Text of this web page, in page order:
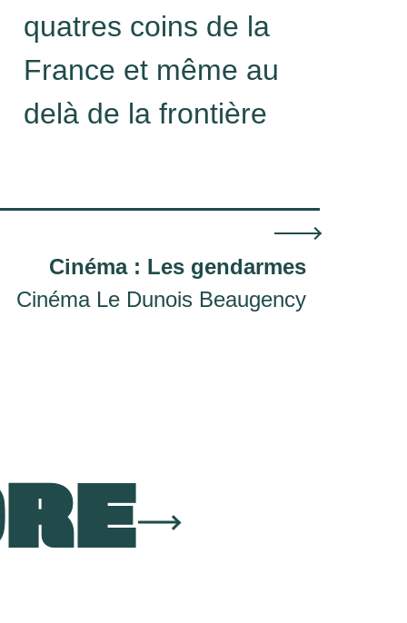
quatres coins de la
France et même au
delà de la frontière
Cinéma : Les gendarmes
Cinéma Le Dunois Beaugency